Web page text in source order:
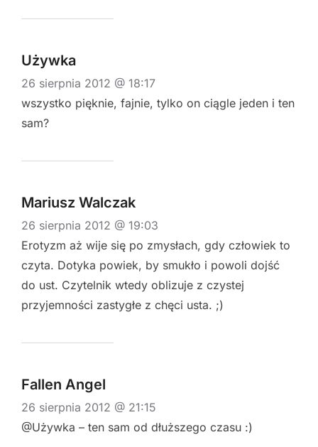
Używka
26 sierpnia 2012 @ 18:17
wszystko pięknie, fajnie, tylko on ciągle jeden i ten
sam?
Mariusz Walczak
26 sierpnia 2012 @ 19:03
Erotyzm aż wije się po zmysłach, gdy człowiek to
czyta. Dotyka powiek, by smukło i powoli dojść
do ust. Czytelnik wtedy oblizuje z czystej
przyjemności zastygłe z chęci usta. ;)
Fallen Angel
26 sierpnia 2012 @ 21:15
@Używka – ten sam od dłuższego czasu :)